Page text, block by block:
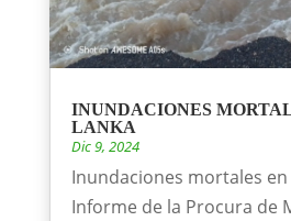
INUNDACIONES
LANKA
Dic 9, 2024
Inundaciones mortales en
Informe de la Procura de